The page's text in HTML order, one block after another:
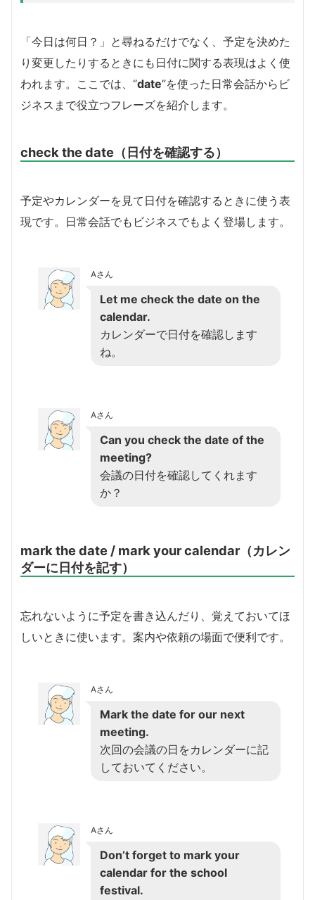
「今日は何日？」と尋ねるだけでなく、予定を決めた
り変更したりするときにも日付に関する表現はよく使
われます。ここでは、“date”を使った日常会話からビ
ジネスまで役立つフレーズを紹介します。
check the date（日付を確認する）
予定やカレンダーを見て日付を確認するときに使う表
現です。日常会話でもビジネスでもよく登場します。
Aさん
Let me check the date on the
calendar.
カレンダーで日付を確認します
ね。
Aさん
Can you check the date of the
meeting?
会議の日付を確認してくれます
か？
mark the date / mark your calendar（カレン
ダーに日付を記す）
忘れないように予定を書き込んだり、覚えておいてほ
しいときに使います。案内や依頼の場面で便利です。
Aさん
Mark the date for our next
meeting.
次回の会議の日をカレンダーに記
しておいてください。
Aさん
Don’t forget to mark your
calendar for the school
festival.